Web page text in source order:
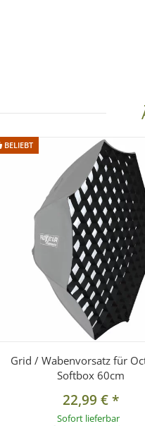
BELIEBT
Grid / Wabenvorsatz für
Softbox 60cm
22,99 €*
Sofort lieferbar